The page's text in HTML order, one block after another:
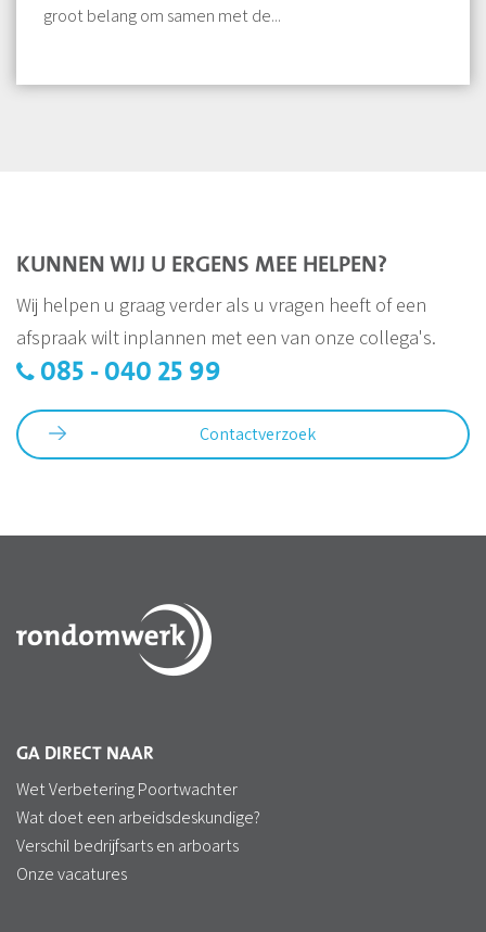
groot belang om samen met de...
KUNNEN WIJ U ERGENS MEE HELPEN?
Wij helpen u graag verder als u vragen heeft of een
afspraak wilt inplannen met een van onze collega's.
085 - 040 25 99
Contactverzoek
GA DIRECT NAAR
Wet Verbetering Poortwachter
Wat doet een arbeidsdeskundige?
Verschil bedrijfsarts en arboarts
Onze vacatures